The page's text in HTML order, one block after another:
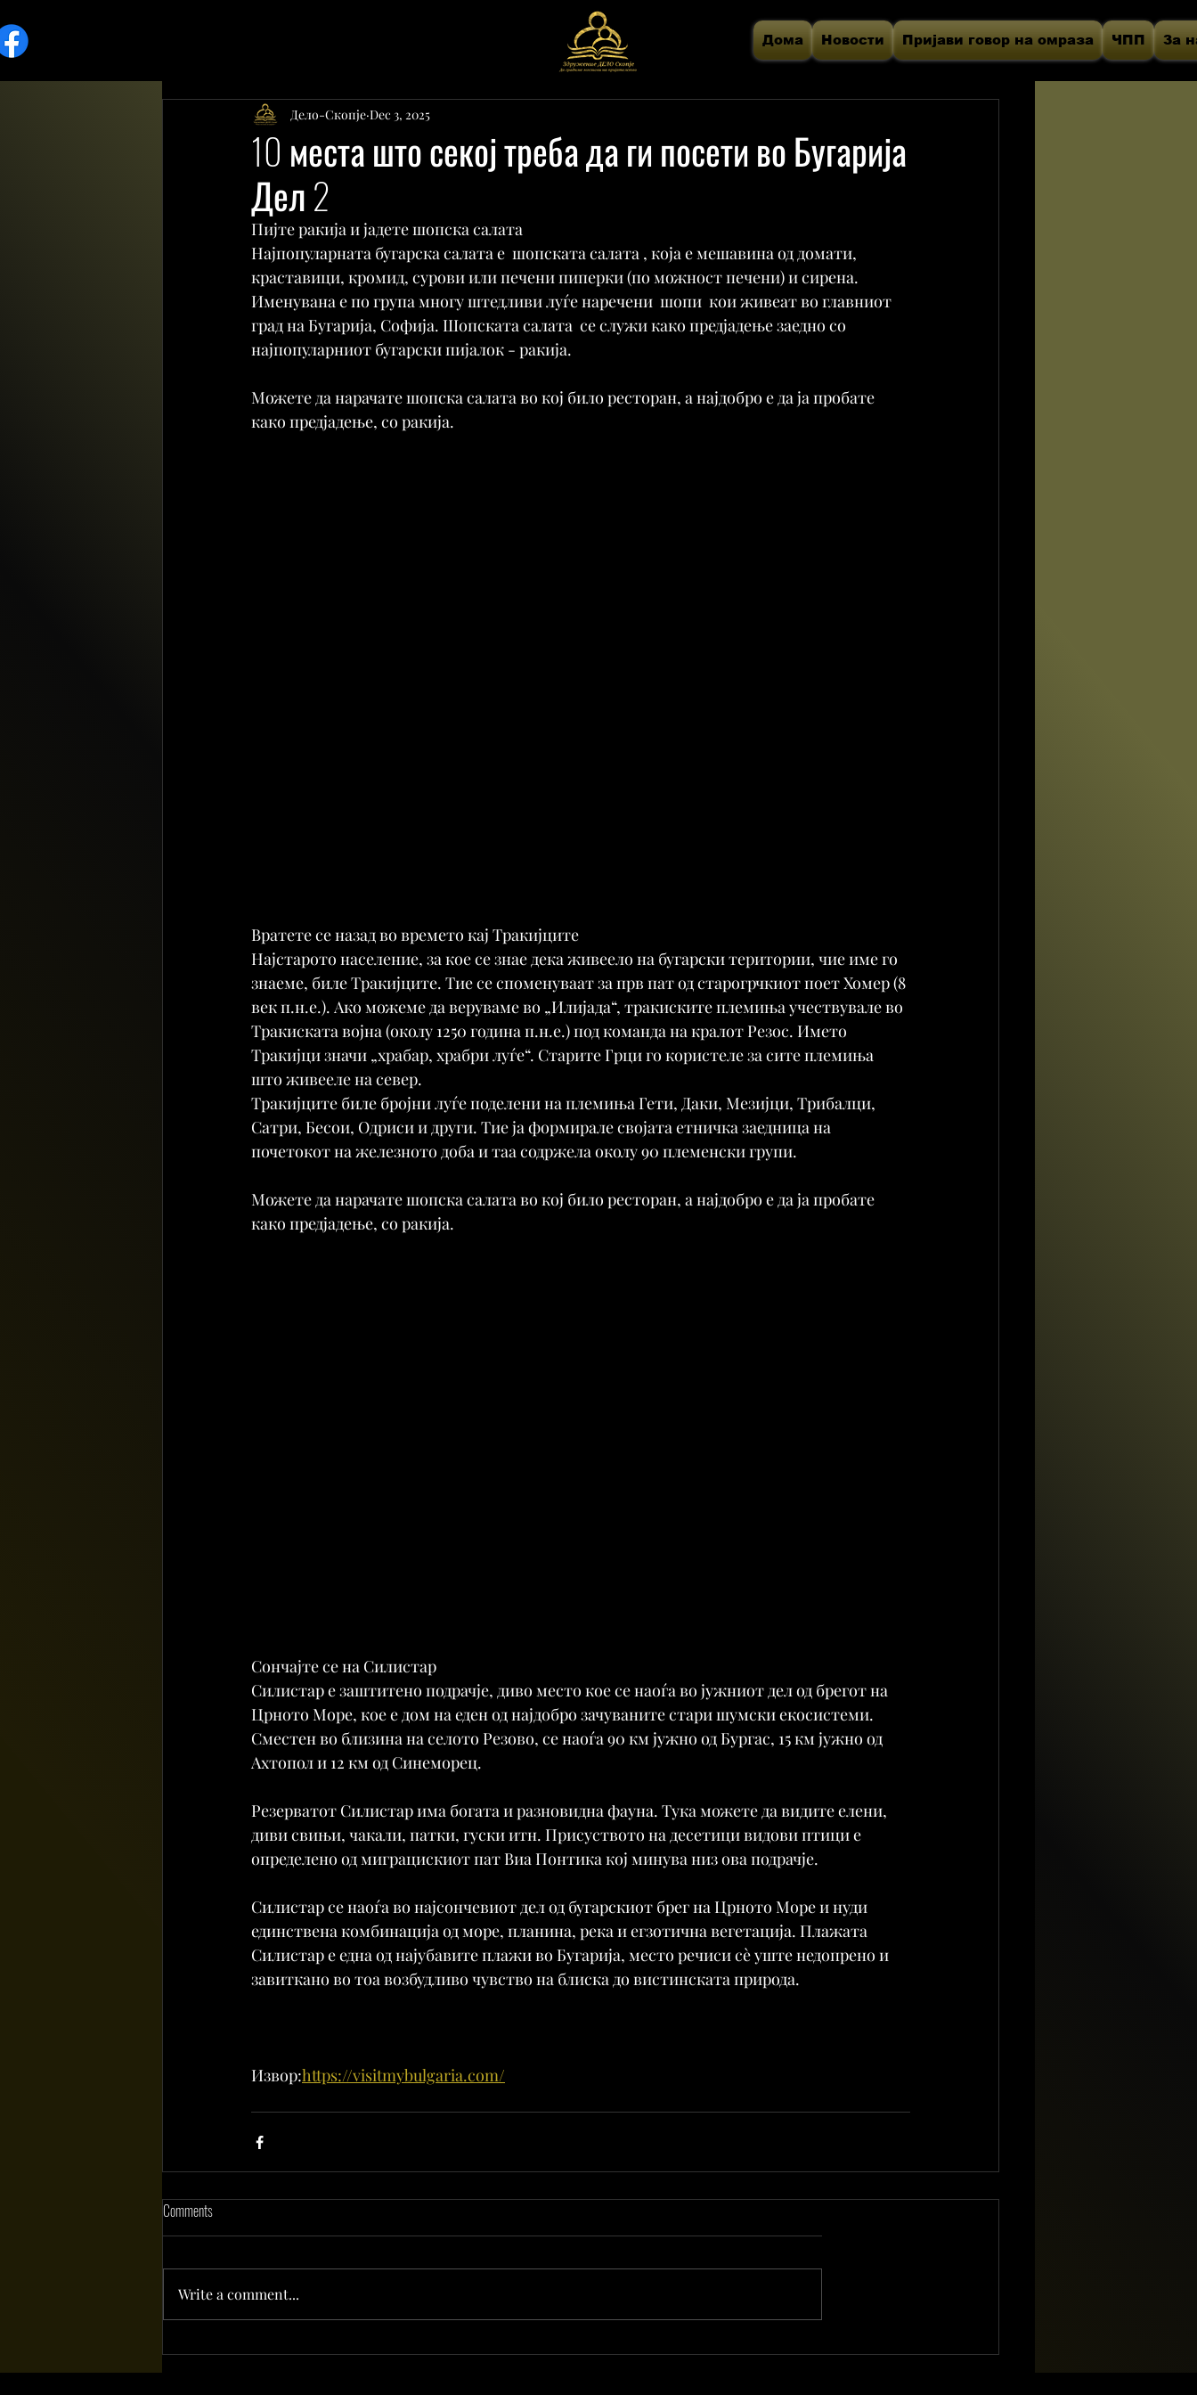
Дома Новости Пријави говор на омраза ЧПП За
10 места што секој треба да ги посети во Бугарија
Дел 2
Дело-Скопје Dec 3, 2025
Пијте ракија и јадете шопска салата
Најпопуларната бугарска салата е  шопската салата , која е мешавина од домати,
краставици, кромид, сурови или печени пиперки (по можност печени) и сирена.
Именувана е по група многу штедливи луѓе наречени  шопи  кои живеат во главниот
град на Бугарија, Софија. Шопската салата  се служи како предјадење заедно со
најпопуларниот бугарски пијалок - ракија.
Можете да нарачате шопска салата во кој било ресторан, а најдобро е да ја пробате
како предјадење, со ракија.
Вратете се назад во времето кај Тракијците
Најстарото население, за кое се знае дека живеело на бугарски територии, чие име го
знаеме, биле Тракијците. Тие се споменуваат за прв пат од старогрчкиот поет Хомер (8
век п.н.е.). Ако можеме да веруваме во „Илијада“, тракиските племиња учествувале во
Тракиската војна (околу 1250 година п.н.е.) под команда на кралот Резос. Името
Тракијци значи „храбар, храбри луѓе“. Старите Грци го користеле за сите племиња
што живееле на север.
Тракијците биле бројни луѓе поделени на племиња Гети, Даки, Мезијци, Трибалци,
Сатри, Бесои, Одриси и други. Тие ја формирале својата етничка заедница на
почетокот на железното доба и таа содржела околу 90 племенски групи.
Можете да нарачате шопска салата во кој било ресторан, а најдобро е да ја пробате
како предјадење, со ракија.
Сончајте се на Силистар
Силистар е заштитено подрачје, диво место кое се наоѓа во јужниот дел од брегот на
Црното Море, кое е дом на еден од најдобро зачуваните стари шумски екосистеми.
Сместен во близина на селото Резово, се наоѓа 90 км јужно од Бургас, 15 км јужно од
Ахтопол и 12 км од Синеморец.
Резерватот Силистар има богата и разновидна фауна. Тука можете да видите елени,
диви свињи, чакали, патки, гуски итн. Присуството на десетици видови птици е
определено од миграцискиот пат Виа Понтика кој минува низ ова подрачје.
Силистар се наоѓа во најсончевиот дел од бугарскиот брег на Црното Море и нуди
единствена комбинација од море, планина, река и егзотична вегетација. Плажата
Силистар е една од најубавите плажи во Бугарија, место речиси сè уште недопрено и
завиткано во тоа возбудливо чувство на блиска до вистинската природа.
Извор:https://visitmybulgaria.com/
Comments
Write a comment...